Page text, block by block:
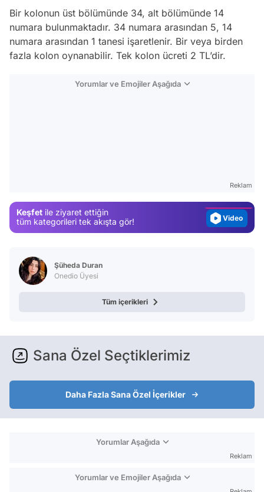
Bir kolonun üst bölümünde 34, alt bölümünde 14
numara bulunmaktadır. 34 numara arasından 5, 14
numara arasından 1 tanesi işaretlenir. Bir veya birden
fazla kolon oynanabilir. Tek kolon ücreti 2 TL’dir.
Yorumlar ve Emojiler Aşağıda
Reklam
Keşfet ile ziyaret ettiğin
tüm kategorileri tek akışta gör!
Video
Şüheda Duran
Onedio Üyesi
Tüm içerikleri
Sana Özel Seçtiklerimiz
Daha Fazla Sana Özel İçerikler
Yorumlar Aşağıda
Reklam
Yorumlar ve Emojiler Aşağıda